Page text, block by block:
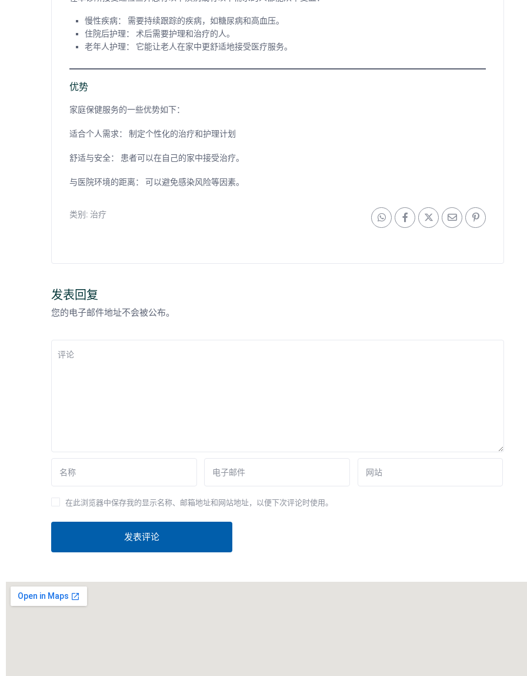
慢性疾病：
需要持续跟踪的疾病，如糖尿病和高血压。
住院后护理：
术后需要护理和治疗的人。
老年人护理：
它能让老人在家中更舒适地接受医疗服务。
优势
家庭保健服务的一些优势如下：
适合个人需求： 制定个性化的治疗和护理计划
舒适与安全： 患者可以在自己的家中接受治疗。
与医院环境的距离： 可以避免感染风险等因素。
类别: 治疗
发表回复
您的电子邮件地址不会被公布。
在此浏览器中保存我的显示名称、邮箱地址和网站地址，以便下次评论时使用。